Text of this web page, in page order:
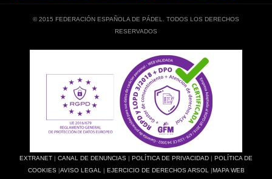
© 2015 FEDERACIÓN ESPAÑOLA DE PÁDEL. TODOS LOS DERECHOS
RESERVADOS
EXTRANET | CANAL DE DENUNCIAS | POLÍTICA DE PRIVACIDAD | POLÍTICA DE
COOKIES|AVISO LEGAL | EJERCICIO DE DERECHOS ARSOL |MAPA WEB